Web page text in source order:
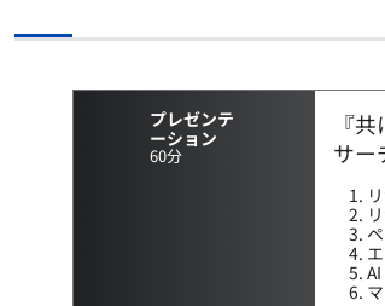
プレゼンテ
ーション
60分
『
サー